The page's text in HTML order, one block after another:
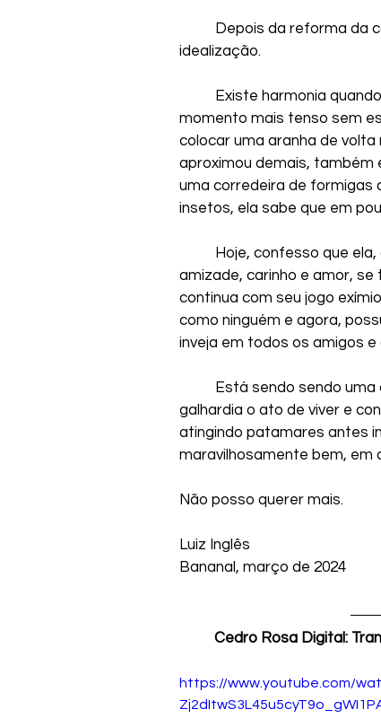
idealização.
momento mais tenso sem
colocar uma aranha de
aproximou demais, também
uma corredeira de formigas
insetos, ela sabe que em
amizade, carinho e amor,
continua com seu jogo
como ninguém e agora,
inveja em todos os amigos e
galhardia o ato de viver e
atingindo patamares antes
maravilhosamente bem, em
Não posso querer mais.
Luiz Inglês
Bananal, março de 2024
Cedro Rosa Digital:
https://www.youtube.com/